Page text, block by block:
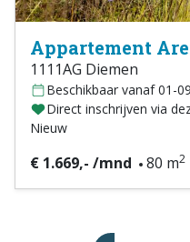
Appartement
1111AG Diemen
Beschikbaar vanaf 01-
Direct inschrijven via
Nieuw
€ 1.669,- /mnd 80 m2